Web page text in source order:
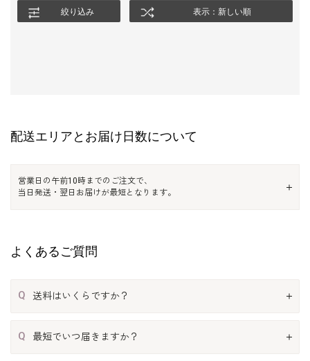
絞り込み 表示：新しい順
配送エリアとお届け日数について
営業日の午前10時までのご注文で、
当日発送・翌日お届けが最短となります。
よくあるご質問
Q 送料はいくらですか？
Q 最短でいつ届きますか？